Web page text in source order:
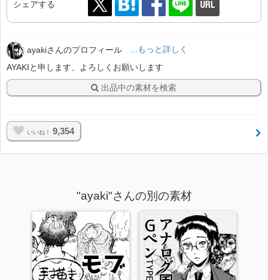
シェアする
ayakiさんのプロフィール
...もっと詳しく
AYAKIと申します、よろしくお願いします
出品中の素材を検索
いいね！ 9,354
"ayaki"さんの別の素材